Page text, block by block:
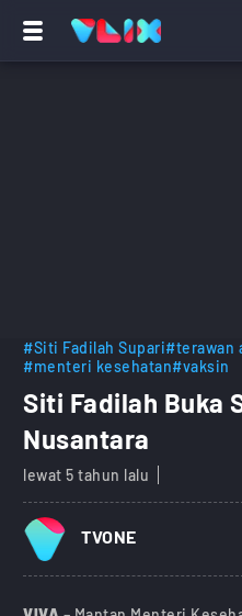
#Siti Fadilah Supari#terawan
#menteri kesehatan#vaksin
Siti Fadilah Buka
Nusantara
lewat 5 tahun lalu
TVONE